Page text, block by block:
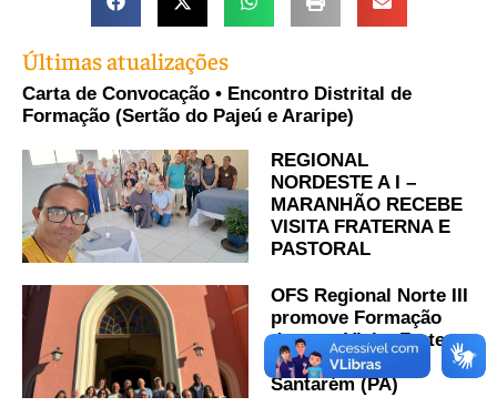
Últimas atualizações
Carta de Convocação • Encontro Distrital de
Formação (Sertão do Pajeú e Araripe)
REGIONAL
NORDESTE A I –
MARANHÃO RECEBE
VISITA FRATERNA E
PASTORAL
OFS Regional Norte III
promove Formação
durante Visita Fraterna
e Pastoral em
Santarém (PA)